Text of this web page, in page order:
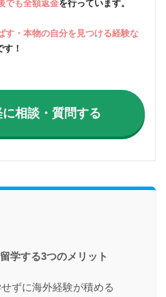
でも全額返金を行っています。
す・本物の自分を見つける経験な
す！
相談・質問する
学する3つのメリット
ずに海外経験が積める